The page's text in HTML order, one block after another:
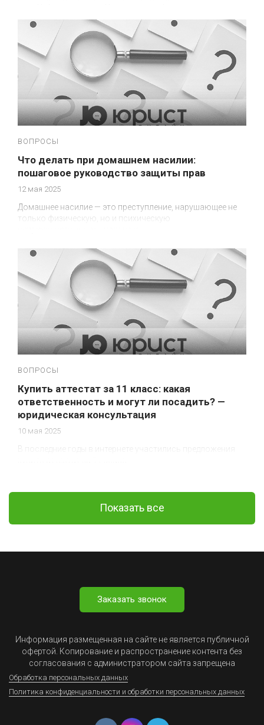
ВОПРОСЫ
Что делать при домашнем насилии:
пошаговое руководство защиты прав
12 мая 2025
Домашнее насилие — это преступление, нарушающее не
только физическую, но и психическую
ВОПРОСЫ
Купить аттестат за 11 класс: какая
ответственность и могут ли посадить? —
юридическая консультация
10 мая 2025
В последние годы в интернете участились предложения
Показать все
Заказать звонок
Информация размещенная на сайте не является публичной
офертой. Копирование и распространение контента без
согласования с администратором сайта запрещена
Обработка персональных данных
Политика конфиденциальности и обработки персональных данных